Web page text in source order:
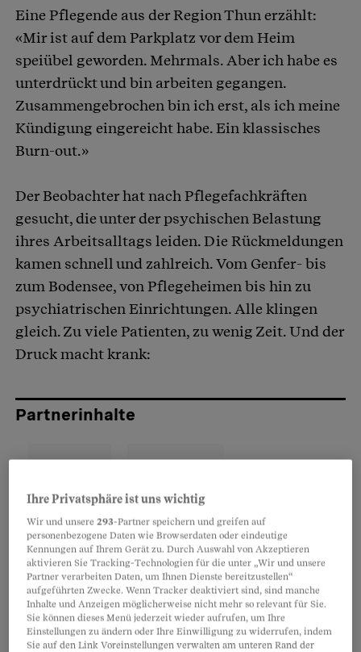
Eine Pflegende aus der Region Thun erzählt:
«Mir ist auf dem Parkplatz vor dem Heim
speiübel geworden. Mehrmals. Aber ich habe es
unterdrückt und bin arbeiten gegangen.
Zusammengebrochen bin ich erst, als ich meine
Kündigung eingereicht habe. Ein klassisches
Burn-out.»
Der Beobachter hat nach Pflegefachkräften
gesucht, die unter der psychischen Belastung
ihres Arbeitsalltags leiden. Die Rückmeldungen
kamen schnell und zahlreich. Vom Genfer- bis
zum Bodensee, von Pflegeheimen bis hin zu
psychiatrischen Einrichtungen. Alle klingen
gleich. Zu viele Patienten, zu wenig Zeit. Und der
Druck macht krank:
Partnerinhalte
Ihre Privatsphäre ist uns wichtig
Wir und unsere293-Partner speichern und greifen auf
personenbezogene Daten wie Browserdaten oder eindeutige
Kennungen auf Ihrem Gerät zu. Durch Auswahl von Akzeptieren
aktivieren Sie Tracking-Technologien für die unter „Wir und unsere
Partner verarbeiten Daten, um Ihnen Dienste bereitzustellen“
aufgeführten Zwecke. Wenn Tracker deaktiviert sind, sind manche
Inhalte und Anzeigen möglicherweise nicht mehr so relevant für Sie.
Sie können dieses Menü jederzeit wieder aufrufen, um Ihre
Einstellungen zu ändern oder Ihre Einwilligung zu widerrufen, indem
Sie auf den Link Voreinstellungen verwalten am unteren Rand der